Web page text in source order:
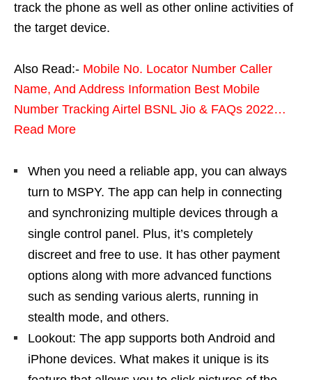
track the phone as well as other online activities of
the target device.
Also Read:- Mobile No. Locator Number Caller
Name, And Address Information Best Mobile
Number Tracking Airtel BSNL Jio & FAQs 2022…
Read More
When you need a reliable app, you can always
turn to MSPY. The app can help in connecting
and synchronizing multiple devices through a
single control panel. Plus, it’s completely
discreet and free to use. It has other payment
options along with more advanced functions
such as sending various alerts, running in
stealth mode, and others.
Lookout: The app supports both Android and
iPhone devices. What makes it unique is its